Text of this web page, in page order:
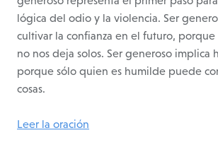
lógica del odio y la violencia. Ser
cultivar la confianza en el futuro, porque
no nos deja solos. Ser generoso implica
porque sólo quien es humilde puede
cosas.
Leer la oración